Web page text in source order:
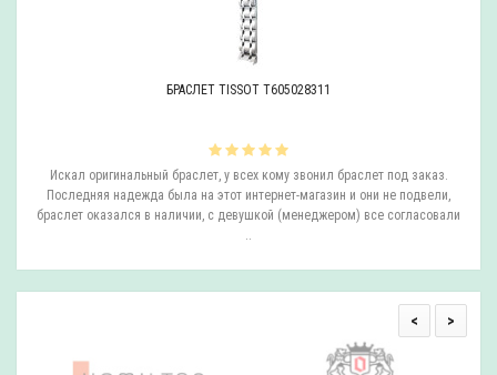
БРАСЛЕТ TISSOT T605028311
Искал оригинальный браслет, у всех кому звонил браслет под заказ.
Последняя надежда была на этот интернет-магазин и они не подвели,
браслет оказался в наличии, с девушкой (менеджером) все согласовали
..
< >